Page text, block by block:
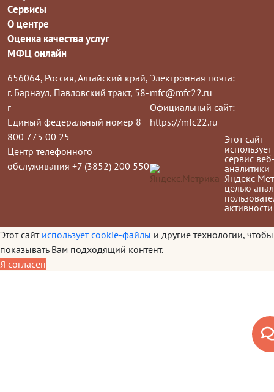
Сервисы
О центре
Оценка качества услуг
МФЦ онлайн
656064, Россия, Алтайский край,
г. Барнаул, Павловский тракт, 58-
г
Единый федеральный номер 8
800 775 00 25
Центр телефонного
обслуживания +7 (3852) 200 550
Электронная почта:
mfc@mfc22.ru
Официальный сайт:
https://mfc22.ru
Этот сайт
использует
сервис
аналитики
Яндекс
целью
активности
Этот сайт использует cookie-файлы и другие технологии, чтобы
показывать Вам подходящий контент.
Я согласен